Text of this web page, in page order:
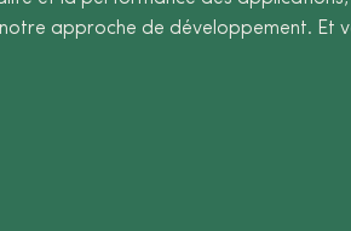
approche de développement. Et